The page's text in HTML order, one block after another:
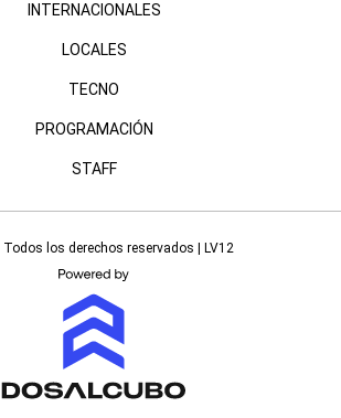
INTERNACIONALES
LOCALES
TECNO
PROGRAMACIÓN
STAFF
los derechos reservados | LV12